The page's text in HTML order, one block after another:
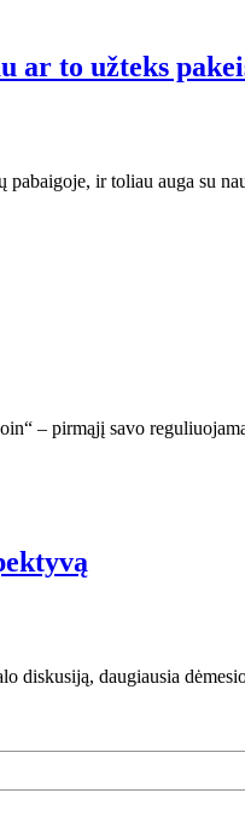
to užteks
ir toliau auga su
– pirmąjį savo
daugiausia